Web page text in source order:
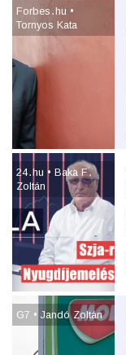
Forbes․hu •
Tornyos Kata
24․hu • Baka F․
Zoltán
G7 • Jandó Zoltán